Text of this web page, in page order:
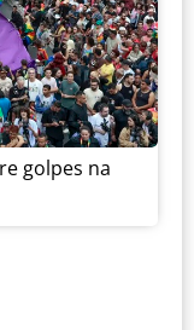
golpes na